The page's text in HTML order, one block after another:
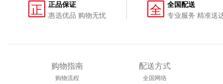
正
正品保证
惠选优品 购物无忧
全
全国配送
专业服务 精准送
购物指南
购物流程
配送方式
全国网络